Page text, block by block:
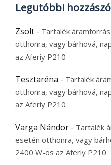
Legutóbbi
Zsolt - Tartalék
otthonra, vagy bárhová,
az Aferiy P210
Tesztaréna - Tartalék
otthonra, vagy bárhová,
az Aferiy P210
Varga Nándor - Tartalék
esetén otthonra, vagy
2400 W-os az Aferiy P210